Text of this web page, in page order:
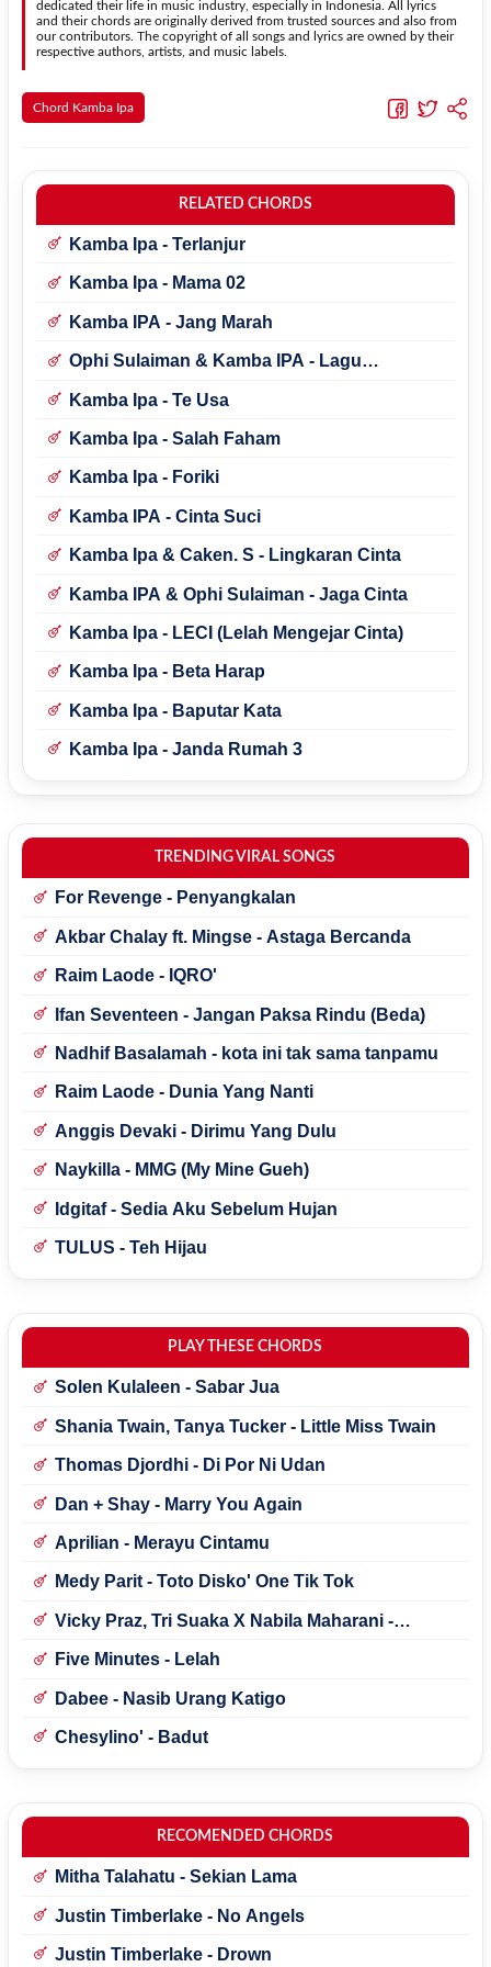
dedicated their life in music industry, especially in Indonesia. All lyrics
and their chords are originally derived from trusted sources and also from
our contributors. The copyright of all songs and lyrics are owned by their
respective authors, artists, and music labels.
Chord Kamba Ipa
RELATED CHORDS
Kamba Ipa - Terlanjur
Kamba Ipa - Mama 02
Kamba IPA - Jang Marah
Ophi Sulaiman & Kamba IPA - Lagu
Kamba Ipa - Te Usa
Kamba Ipa - Salah Faham
Kamba Ipa - Foriki
Kamba IPA - Cinta Suci
Kamba Ipa & Caken. S - Lingkaran Cinta
Kamba IPA & Ophi Sulaiman - Jaga Cinta
Kamba Ipa - LECI (Lelah Mengejar Cinta)
Kamba Ipa - Beta Harap
Kamba Ipa - Baputar Kata
Kamba Ipa - Janda Rumah 3
TRENDING VIRAL SONGS
For Revenge - Penyangkalan
Akbar Chalay ft. Mingse - Astaga Bercanda
Raim Laode - IQRO'
Ifan Seventeen - Jangan Paksa Rindu (Beda)
Nadhif Basalamah - kota ini tak sama tanpamu
Raim Laode - Dunia Yang Nanti
Anggis Devaki - Dirimu Yang Dulu
Naykilla - MMG (My Mine Gueh)
Idgitaf - Sedia Aku Sebelum Hujan
TULUS - Teh Hijau
PLAY THESE CHORDS
Solen Kulaleen - Sabar Jua
Shania Twain, Tanya Tucker - Little Miss Twain
Thomas Djordhi - Di Por Ni Udan
Dan + Shay - Marry You Again
Aprilian - Merayu Cintamu
Medy Parit - Toto Disko' One Tik Tok
Vicky Praz, Tri Suaka X Nabila Maharani -
Five Minutes - Lelah
Dabee - Nasib Urang Katigo
Chesylino' - Badut
RECOMENDED CHORDS
Mitha Talahatu - Sekian Lama
Justin Timberlake - No Angels
Justin Timberlake - Drown